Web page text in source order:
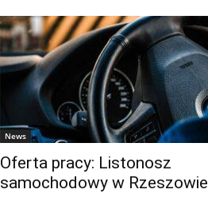
News
Oferta pracy: Listonosz
samochodowy w Rzeszowie